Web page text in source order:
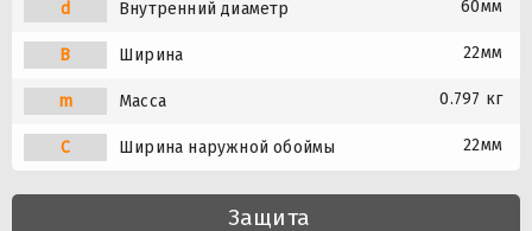
d Внутренний диаметр 60мм
B Ширина 22мм
m Масса 0.797 кг
C Ширина наружной обоймы 22мм
Защита